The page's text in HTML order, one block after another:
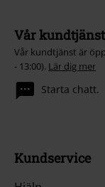
Vår
Vår kundtjänst är
- 13:00). Lär dig mer
Starta chatt.
Kundservice